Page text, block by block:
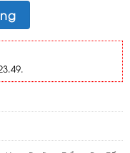
Gốc 200ml số lượng